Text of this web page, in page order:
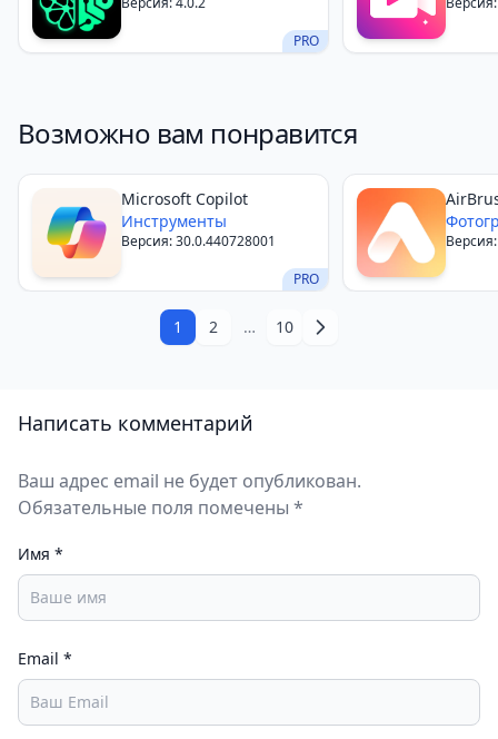
PRO
Возможно вам понравится
PRO
​​Microsoft Copilot
Инструменты
Версия: 30.0.440728001
1 2 … 10
Написать комментарий
Ваш адрес email не будет опубликован.
Обязательные поля помечены *
Имя *
Email *